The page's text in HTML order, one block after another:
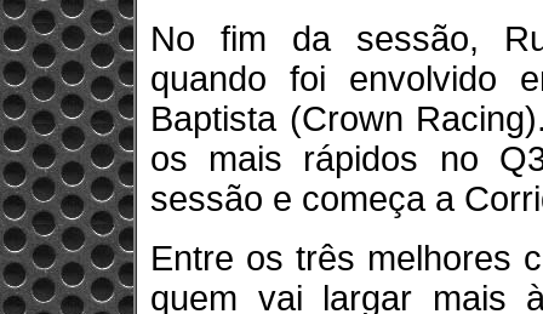
No fim da sessão,
quando foi envolvido
Baptista (Crown
os mais rápidos no
sessão e começa a
Entre os três melhores
quem vai largar mais